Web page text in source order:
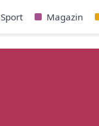
Sport Magazin